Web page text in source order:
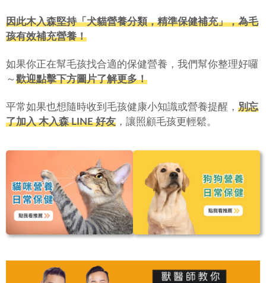
因此木入森堅持「犬貓營養分類，精準保健補充」，為毛
孩有效補充營養！
如果你正在幫毛孩找合適的保健營養，我們幫你整理好囉
～歡迎點擊下方圖片了解更多！
平常如果也想隨時收到毛孩健康小知識或營養提醒， 別忘
了加入 木入森 LINE 好友 ，讓照顧毛孩更輕鬆。